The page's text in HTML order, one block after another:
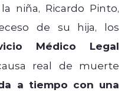
niña, Ricardo Pinto,
de su hija, los
Médico Legal
real de muerte
a tiempo con una